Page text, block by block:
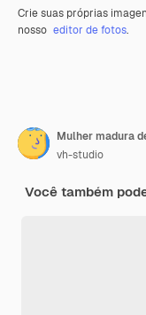
Crie suas próprias
nosso editor de fotos.
vh-studio
Você também